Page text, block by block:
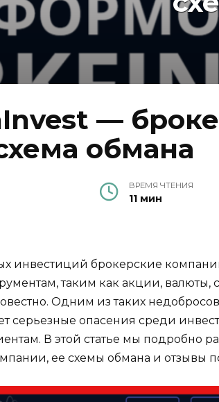
—
обмана
ВРЕМЯ ЧТЕНИЯ
11 мин
инвестиций брокерские
таким как акции,
Одним из таких
серьезные опасения среди
В этой статье мы подробно
ее схемы обмана и отзывы